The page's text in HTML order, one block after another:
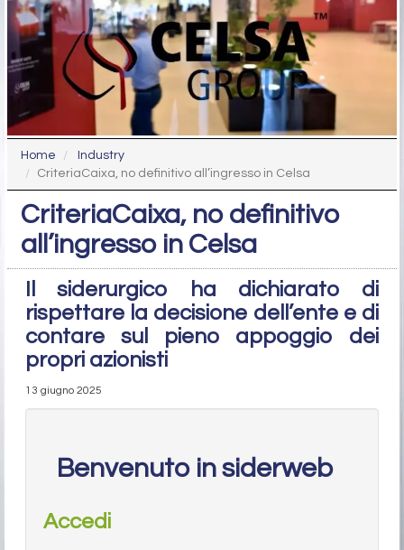
Home
Industry
CriteriaCaixa, no definitivo all’ingresso in Celsa
CriteriaCaixa, no definitivo
all’ingresso in Celsa
Il siderurgico ha dichiarato di
rispettare la decisione dell’ente e di
contare sul pieno appoggio dei
propri azionisti
13 giugno 2025
Benvenuto in siderweb
Accedi